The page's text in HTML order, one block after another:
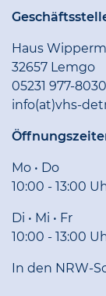
Haus
32657 Lemgo
05231 977-8030
info(at)vhs-
Mo • Do
10:00 - 13:00
Di • Mi • Fr
10:00 - 13:00
In den NRW-